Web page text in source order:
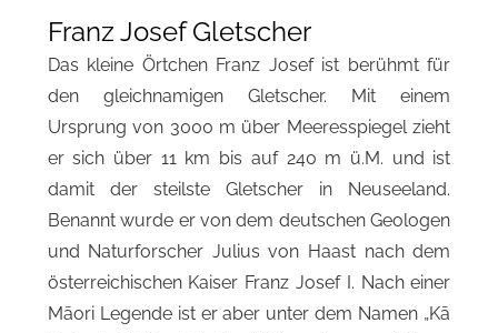
Franz Josef Gletscher
Das kleine Örtchen Franz Josef ist berühmt für
den gleichnamigen Gletscher. Mit einem
Ursprung von 3000 m über Meeresspiegel zieht
er sich über 11 km bis auf 240 m ü.M. und ist
damit der steilste Gletscher in Neuseeland.
Benannt wurde er von dem deutschen Geologen
und Naturforscher Julius von Haast nach dem
österreichischen Kaiser Franz Josef I. Nach einer
Māori Legende ist er aber unter dem Namen „Kā